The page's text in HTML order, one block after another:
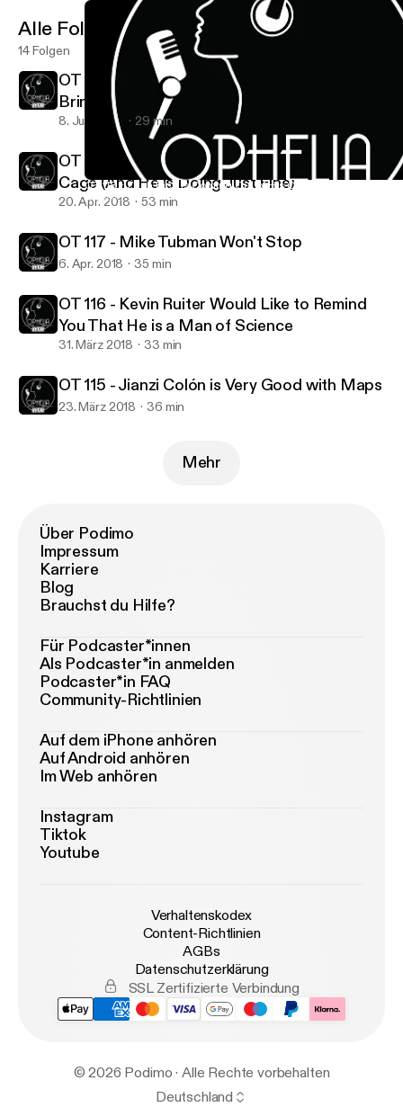
OT 118 - Zach Rich is Coming Out of His Cage (And He is
Ophelia Talks
Alle Folgen
14 Folgen
OT Extra - Eric Ruiter and Brittney Moss
Bring Maine to California
8. Juni 2018 29 min
OT 118 - Zach Rich is Coming Out of His
Cage (And He is Doing Just Fine)
20. Apr. 2018 53 min
OT 117 - Mike Tubman Won't Stop
6. Apr. 2018 35 min
OT 116 - Kevin Ruiter Would Like to Remind
You That He is a Man of Science
31. März 2018 33 min
OT 115 - Jianzi Colón is Very Good with Maps
23. März 2018 36 min
Mehr
Über Podimo
Impressum
Karriere
Blog
Brauchst du Hilfe?
Für Podcaster*innen
Als Podcaster*in anmelden
Podcaster*in FAQ
Community-Richtlinien
Auf dem iPhone anhören
Auf Android anhören
Im Web anhören
Instagram
Tiktok
Youtube
Verhaltenskodex
Content-Richtlinien
AGBs
Datenschutzerklärung
SSL Zertifizierte Verbindung
© 2026 Podimo · Alle Rechte vorbehalten
Deutschland